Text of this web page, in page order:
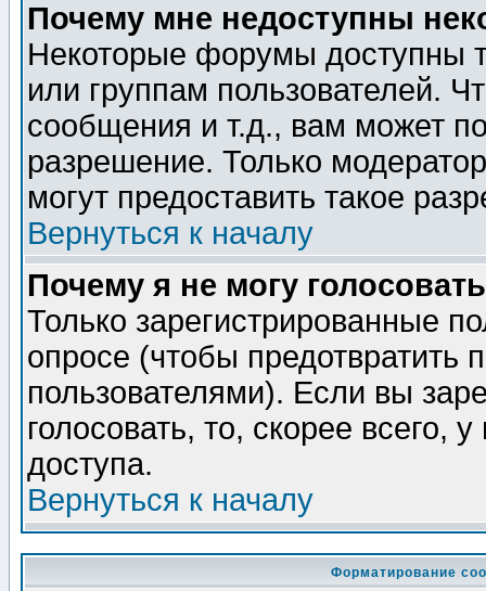
Почему мне недоступны
Некоторые форумы доступны
или группам пользователей.
сообщения и т.д., вам может
разрешение. Только
могут предоставить такое
Вернуться к началу
Почему я не могу
Только зарегистрированные
опросе (чтобы предотвратить
пользователями). Если вы
голосовать, то, скорее всего,
доступа.
Вернуться к началу
Форматирование